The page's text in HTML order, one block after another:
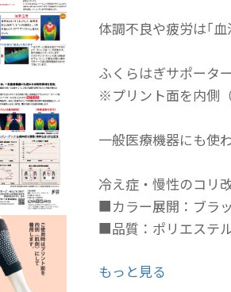
体調不良や疲労は｢
ふくらはぎサポー
※プリント面を内側
一般医療機器にも使
冷え症・慢性のコリ
■カラー展開：ブラ
■品質：ポリエステ
・慢性の冷えにお困り
もっと見る